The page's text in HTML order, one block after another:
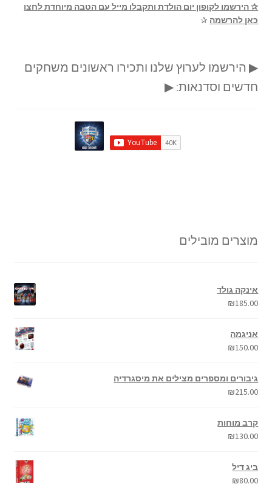
✰ הירשמו לקופון יום הולדת ותקבלו מייל עם הטבה מיוחדת לחצו
כאן להרשמה ✰
▶ הירשמו לערוץ שלנו ותכירו ראשונים משחקים
חדשים וסדנאות: ▶
מוצרים מובילים
אינקה גולד
₪185.00
אניגמה
₪150.00
גיבורים ומספרים מצילים את מיסגרדיה
₪215.00
קרב מוחות
₪130.00
ביג דיל
₪80.00